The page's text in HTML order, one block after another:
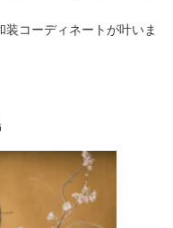
コーディネートが叶いま